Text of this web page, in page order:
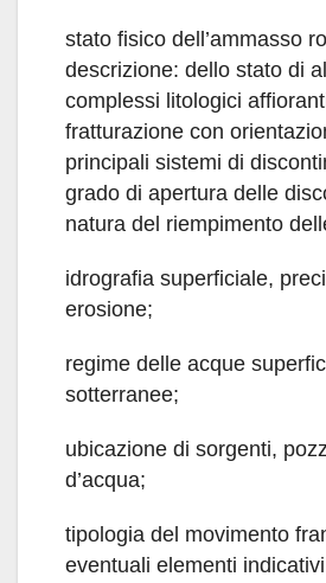
stato fisico dell’ammasso
descrizione: dello stato di
complessi litologici
fratturazione con
principali sistemi di
grado di apertura delle
natura del riempimento
idrografia superficiale,
erosione;
regime delle acque
sotterranee;
ubicazione di sorgenti,
d’acqua;
tipologia del movimento
eventuali elementi